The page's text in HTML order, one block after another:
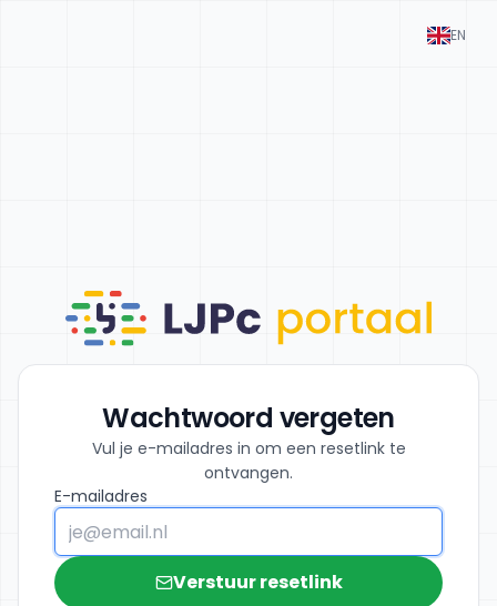
EN
Wachtwoord vergeten
Vul je e-mailadres in om een resetlink te
ontvangen.
E-mailadres
Verstuur resetlink